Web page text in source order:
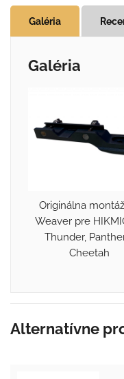
Galéria
Galéria
Originálna
Weaver pre
Thunder,
Cheetah
Alternatívne